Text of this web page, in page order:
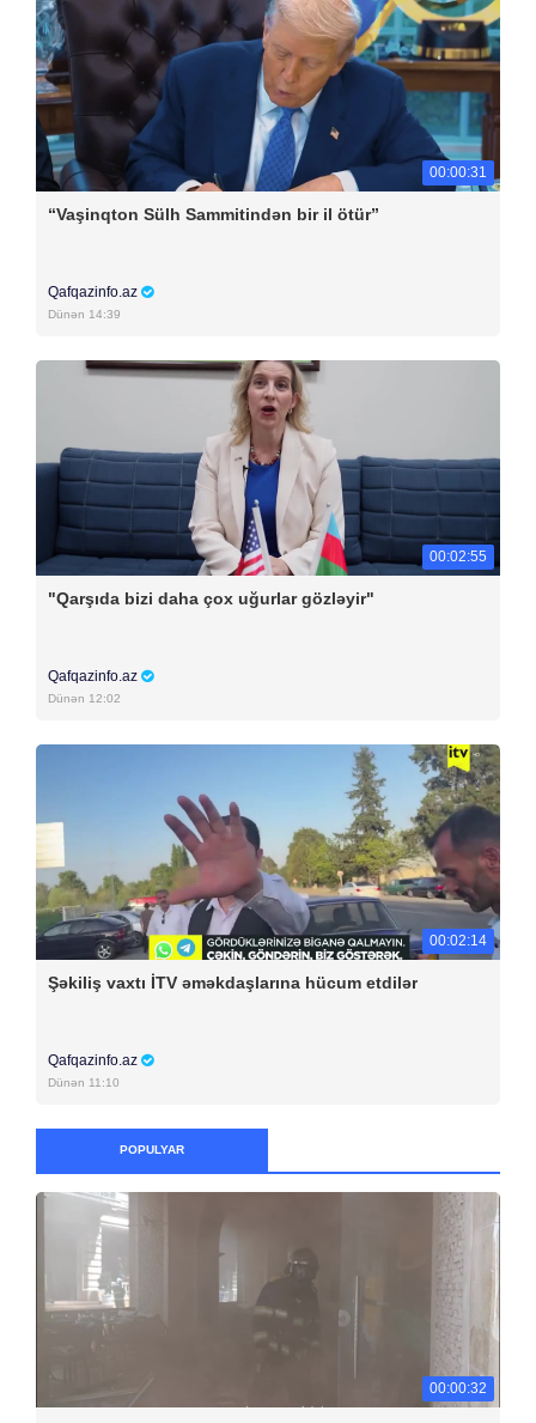
00:00:31
“Vaşinqton Sülh Sammitindən bir il ötür”
Qafqazinfo.az
Dünən 14:39
00:02:55
"Qarşıda bizi daha çox uğurlar gözləyir"
Qafqazinfo.az
Dünən 12:02
00:02:14
Şəkiliş vaxtı İTV əməkdaşlarına hücum etdilər
Qafqazinfo.az
Dünən 11:10
POPULYAR
00:00:32